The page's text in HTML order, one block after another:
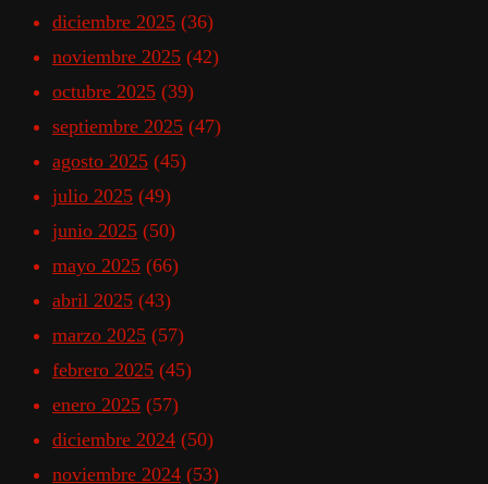
diciembre 2025 (36)
noviembre 2025 (42)
octubre 2025 (39)
septiembre 2025 (47)
agosto 2025 (45)
julio 2025 (49)
junio 2025 (50)
mayo 2025 (66)
abril 2025 (43)
marzo 2025 (57)
febrero 2025 (45)
enero 2025 (57)
diciembre 2024 (50)
noviembre 2024 (53)